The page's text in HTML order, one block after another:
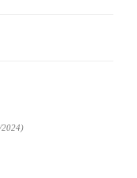
2024)